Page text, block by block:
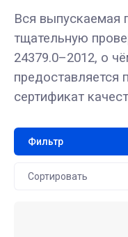
Вся выпускаемая
тщательную
24379.0–2012, о
предоставляется
сертификат
Фильтр
Сортировать